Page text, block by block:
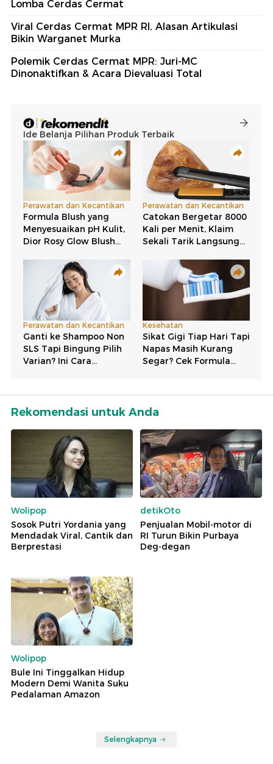
Lomba Cerdas Cermat
Viral Cerdas Cermat MPR RI, Alasan Artikulasi
Bikin Warganet Murka
Polemik Cerdas Cermat MPR: Juri-MC
Dinonaktifkan & Acara Dievaluasi Total
Rekomendasi untuk Anda
Wolipop
Sosok Putri Yordania yang
Mendadak Viral, Cantik dan
Berprestasi
detikOto
Penjualan Mobil-motor di
RI Turun Bikin Purbaya
Deg-degan
Wolipop
Bule Ini Tinggalkan Hidup
Modern Demi Wanita Suku
Pedalaman Amazon
Selengkapnya